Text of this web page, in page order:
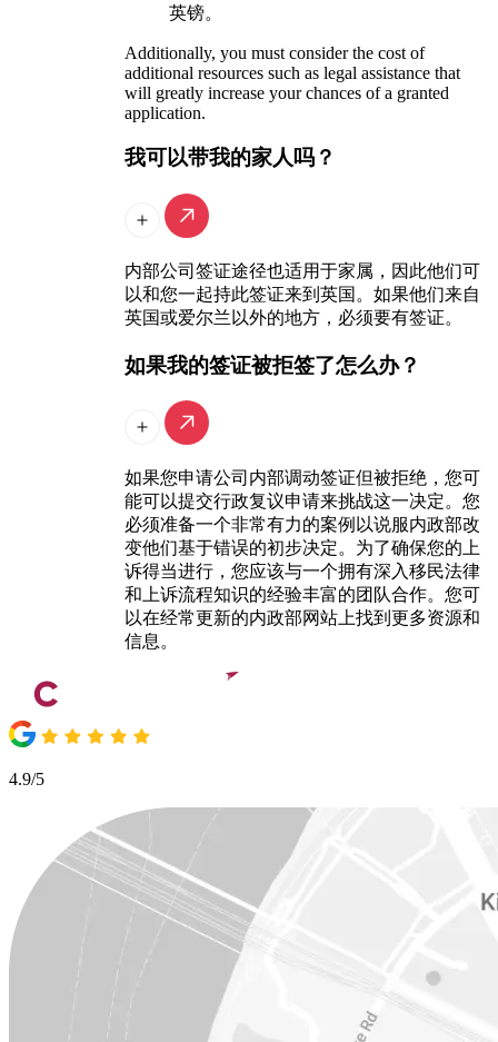
英镑。
Additionally, you must consider the cost of
additional resources such as legal assistance that
will greatly increase your chances of a granted
application.
我可以带我的家人吗？
内部公司签证途径也适用于家属，因此他们可
以和您一起持此签证来到英国。如果他们来自
英国或爱尔兰以外的地方，必须要有签证。
如果我的签证被拒签了怎么办？
如果您申请公司内部调动签证但被拒绝，您可
能可以提交行政复议申请来挑战这一决定。您
必须准备一个非常有力的案例以说服内政部改
变他们基于错误的初步决定。为了确保您的上
诉得当进行，您应该与一个拥有深入移民法律
和上诉流程知识的经验丰富的团队合作。您可
以在经常更新的内政部网站上找到更多资源和
信息。
4.9/5